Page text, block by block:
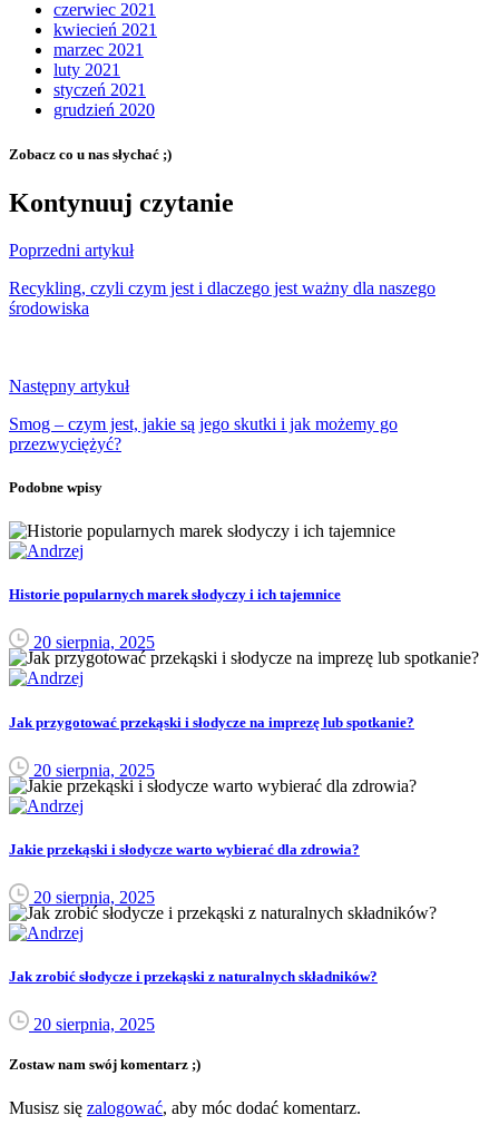
czerwiec 2021
kwiecień 2021
marzec 2021
luty 2021
styczeń 2021
grudzień 2020
Zobacz co u nas słychać ;)
Kontynuuj czytanie
Poprzedni artykuł
Recykling, czyli czym jest i dlaczego jest ważny dla naszego
środowiska
Następny artykuł
Smog – czym jest, jakie są jego skutki i jak możemy go
przezwyciężyć?
Podobne wpisy
Historie popularnych marek słodyczy i ich tajemnice
20 sierpnia, 2025
Jak przygotować przekąski i słodycze na imprezę lub spotkanie?
20 sierpnia, 2025
Jakie przekąski i słodycze warto wybierać dla zdrowia?
20 sierpnia, 2025
Jak zrobić słodycze i przekąski z naturalnych składników?
20 sierpnia, 2025
Zostaw nam swój komentarz ;)
Musisz się zalogować, aby móc dodać komentarz.